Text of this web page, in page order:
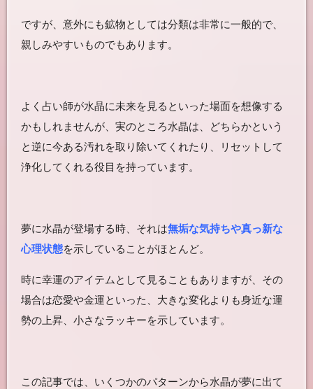
ですが、意外にも鉱物としては分類は非常に一般的で、
親しみやすいものでもあります。
よく占い師が水晶に未来を見るといった場面を想像する
かもしれませんが、実のところ水晶は、どちらかという
と逆に今ある汚れを取り除いてくれたり、リセットして
浄化してくれる役目を持っています。
夢に水晶が登場する時、それは無垢な気持ちや真っ新な
心理状態を示していることがほとんど。
時に幸運のアイテムとして見ることもありますが、その
場合は恋愛や金運といった、大きな変化よりも身近な運
勢の上昇、小さなラッキーを示しています。
この記事では、いくつかのパターンから水晶が夢に出て